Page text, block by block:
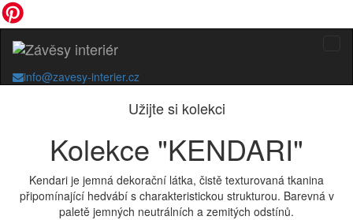
info@zavesy-interier.cz
Užijte si kolekci
Kolekce "KENDARI"
Kendari je jemná dekorační látka, čistě texturovaná tkanina
připomínající hedvábí s charakteristickou strukturou. Barevná v
paletě jemných neutrálních a zemitých odstínů.